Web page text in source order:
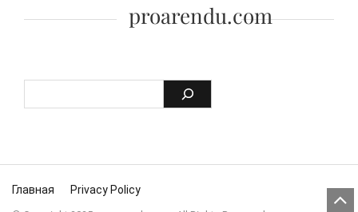
proarendu.com
Skip to content
Главная Privacy Policy